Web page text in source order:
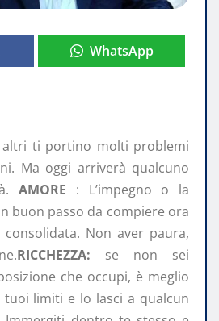
WhatsApp
altri ti portino molti problemi
Ma oggi arriverà qualcuno
AMORE : L’impegno o la
buon passo da compiere ora
Non aver paura,
RICCHEZZA: se non sei
che occupi, è meglio
limiti e lo lasci a qualcun